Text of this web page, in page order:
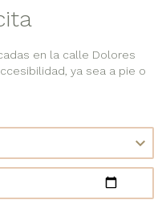
en la calle Dolores
ya sea a pie o